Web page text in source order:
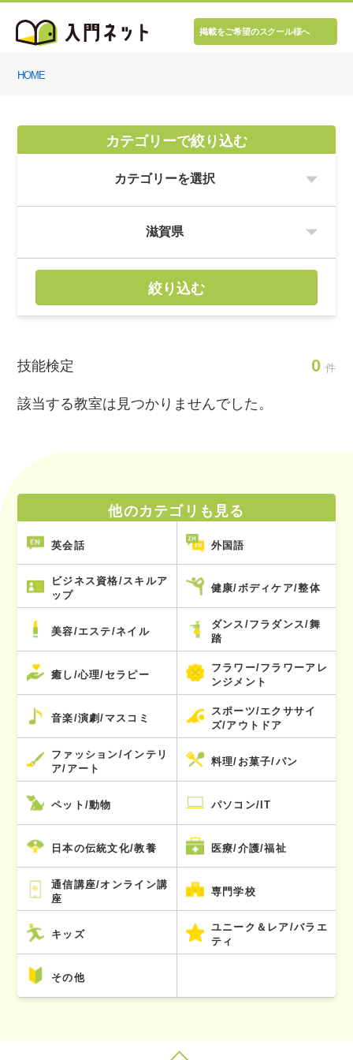
掲載をご希望のスクール様へ
HOME
カテゴリーで絞り込む
絞り込む
技能検定 0 件
該当する教室は見つかりませんでした。
他のカテゴリも見る
英会話 外国語
ビジネス資格/スキルア
ップ
健康/ボディケア/整体
美容/エステ/ネイル
ダンス/フラダンス/舞
踏
癒し/心理/セラピー
フラワー/フラワーアレ
ンジメント
音楽/演劇/マスコミ
スポーツ/エクササイ
ズ/アウトドア
ファッション/インテリ
ア/アート
料理/お菓子/パン
ペット/動物 パソコン/IT
日本の伝統文化/教養 医療/介護/福祉
通信講座/オンライン講
座
専門学校
キッズ
ユニーク＆レア/バラエ
ティ
その他